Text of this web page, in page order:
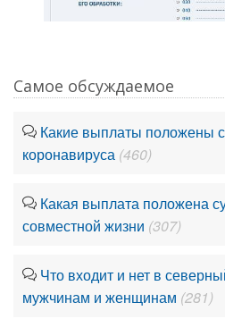
Самое обсуждаемое
Какие выплаты положены
коронавируса (460)
Какая выплата положена
совместной жизни (307)
Что входит и нет в
мужчинам и женщинам (281)